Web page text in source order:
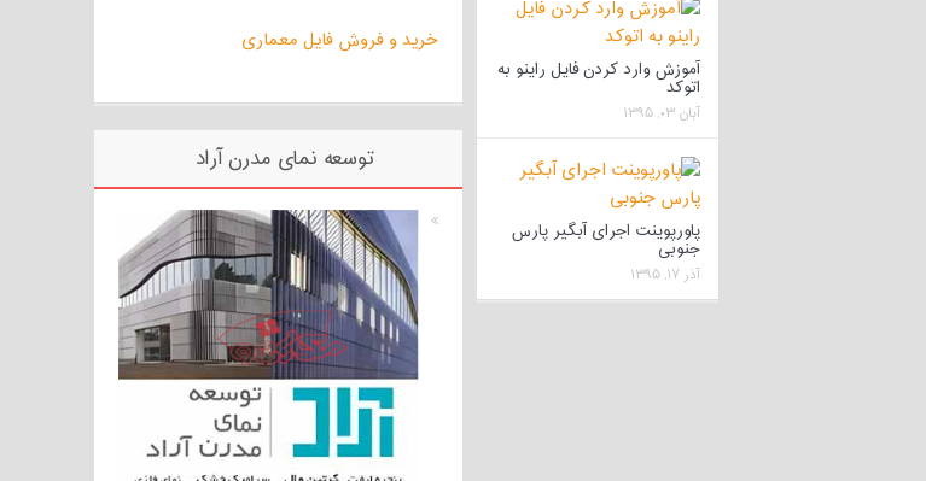
آموزش وارد کردن فایل راینو به
اتوکد
آبان ۰۳, ۱۳۹۵
پاورپوینت اجرای آبگیر پارس
جنوبی
آذر ۱۷, ۱۳۹۵
خرید و فروش فایل معماری
توسعه نمای مدرن آراد